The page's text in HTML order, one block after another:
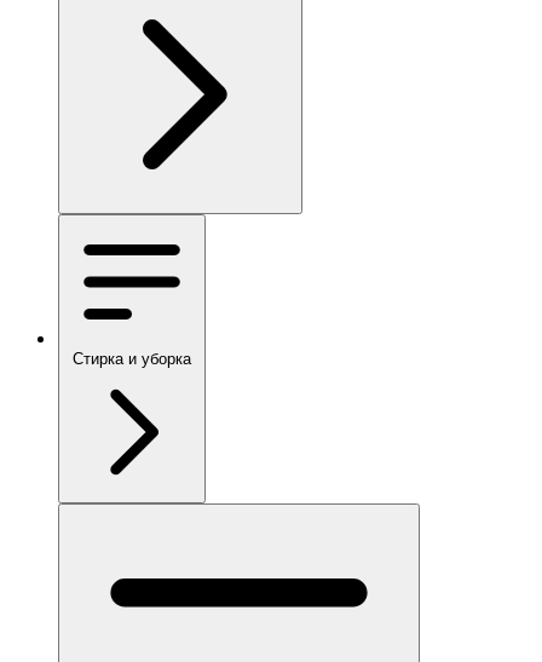
Стирка и уборка